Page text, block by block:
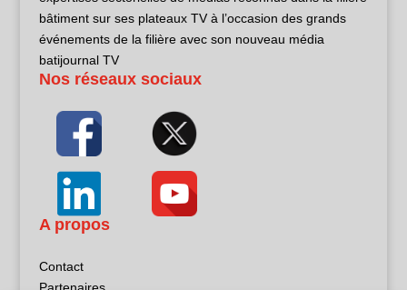
bâtiment sur ses plateaux TV à l’occasion des grands
événements de la filière avec son nouveau média
batijournal TV
Nos réseaux sociaux
A propos
Contact